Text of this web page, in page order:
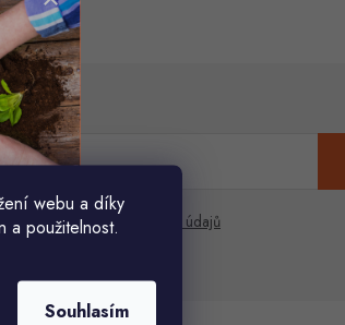
webu a díky
a použitelnost.
Souhlasím
ochrany osobních údajů